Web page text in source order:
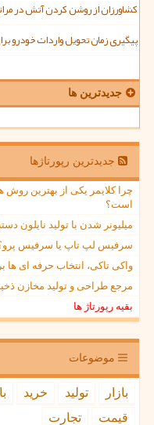
کشاورزان از روشن کردن آتش در
پیگیری زمان تحویل واردات خودرو
جدیدترین ها
جدیدترین رپورتاژها
چرا کلایمر یکی از بهترین
است؟
میلیونر شدن با تولید نایلون
سرفیس لپ تاپ یا سرفیس
واکی تاکی، انتخاب حرفه ای ها
مرجع طراحی و تولید مخازن
بقیه رپورتاژ ها
موضوعات
بازار تولید خرید
قیمت
تجارت